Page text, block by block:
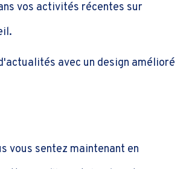
vos activités récentes sur
avec un design amélioré
vous sentez maintenant en